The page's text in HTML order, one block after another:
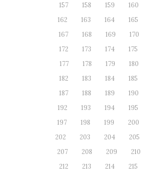
157
158 159 160
162
163 164 165
167
168 169 170
172
173 174 175
177
178 179 180
182
183 184 185
187
188 189 190
192
193 194 195
197
198 199 200
202
203 204 205
207
208 209 210
212
213 214 215